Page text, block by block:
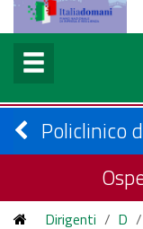
Policlinico
Dirigenti / D /